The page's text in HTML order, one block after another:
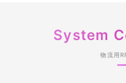
System
物流用